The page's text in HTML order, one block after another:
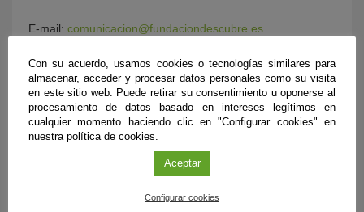
E-mail: comunicacion@fundaciondescubre.es
DOCUMENTACIÓN ADICIONAL
Equipo de investigación
Voraz, tipo de besugo
Con su acuerdo, usamos cookies o tecnologías similares para
almacenar, acceder y procesar datos personales como su visita
en este sitio web. Puede retirar su consentimiento u oponerse al
procesamiento de datos basado en intereses legítimos en
cualquier momento haciendo clic en "Configurar cookies" en
nuestra política de cookies.
Aceptar
Configurar cookies